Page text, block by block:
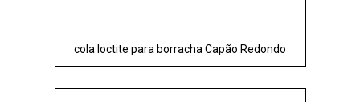
cola loctite para borracha Capão Redondo